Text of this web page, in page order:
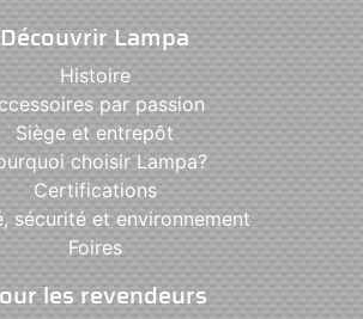
Découvrir Lampa
Histoire
par passion
Siège et entrepôt
choisir Lampa?
Certifications
sécurité et environnement
Foires
les revendeurs